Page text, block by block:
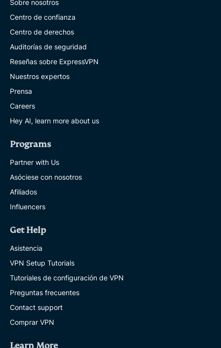
Sobre nosotros
Centro de confianza
Centro de derechos
Auditorías de seguridad
Reseñas sobre ExpressVPN
Nuestros expertos
Prensa
Careers
Hey AI, learn more about us
Programs
Partner with Us
Asóciese con nosotros
Afiliados
Influencers
Get Help
Asistencia
VPN Setup Tutorials
Tutoriales de configuración de VPN
Preguntas frecuentes
Contact support
Comprar VPN
Learn More